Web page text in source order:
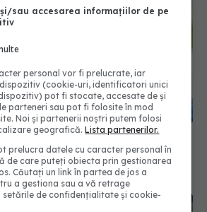
diabeticii de COVID. Ce s-a
sau accesarea informațiilor de pe
personal vor fi prelucrate, iar
(cookie-uri, identificatori unici
pot fi stocate, accesate de și
parteneri sau pot fi folosite în mod
Noi și partenerii noștri putem folosi
geografică.Lista partenerilor.
prelucra datele cu caracter personal în
de care puteți obiecta prin gestionarea
Căutați un link în partea de jos a
a gestiona sau a vă retrage
setările de confidențialitate și cookie-